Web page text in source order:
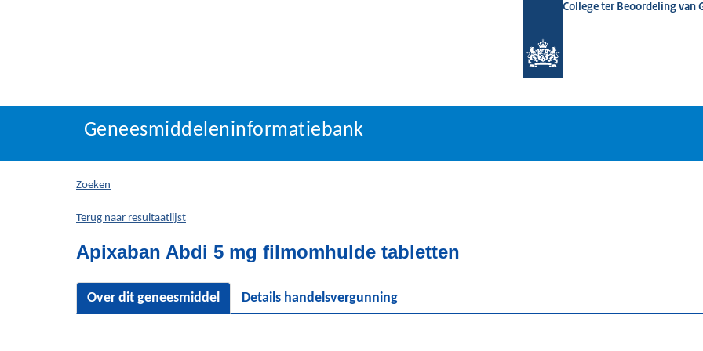
College ter Beoordeling van
Geneesmiddeleninformatiebank
U
hier:
Geneesmiddeleninformatiebank
Zoeken
Terug naar resultaatlijst
Apixaban Abdi 5 mg filmomhulde tabletten
Over dit geneesmiddel Details handelsvergunning